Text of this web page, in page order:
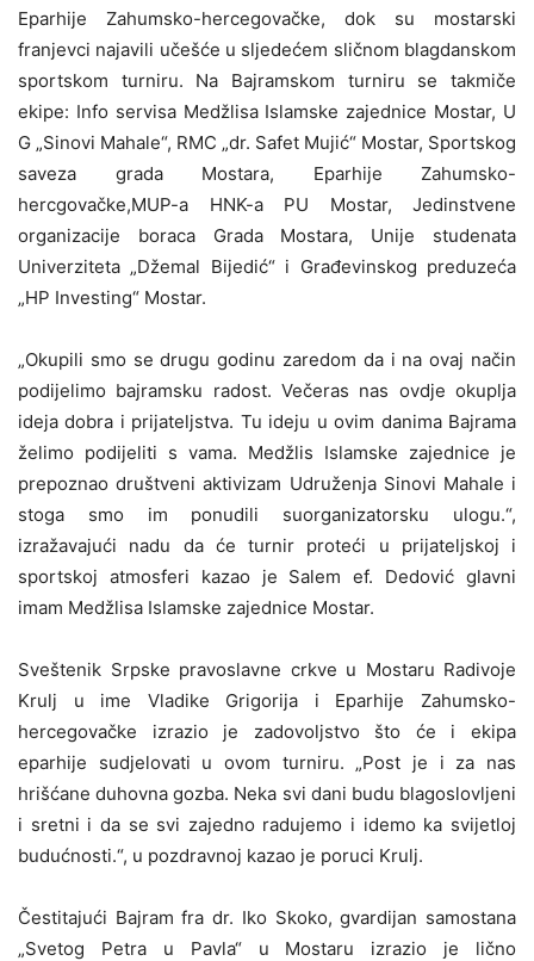
Eparhije Zahumsko-hercegovačke, dok su mostarski
franjevci najavili učešće u sljedećem sličnom blagdanskom
sportskom turniru. Na Bajramskom turniru se takmiče
ekipe: Info servisa Medžlisa Islamske zajednice Mostar, U
G „Sinovi Mahale“, RMC „dr. Safet Mujić“ Mostar, Sportskog
saveza grada Mostara, Eparhije Zahumsko-
hercgovačke,MUP-a HNK-a PU Mostar, Jedinstvene
organizacije boraca Grada Mostara, Unije studenata
Univerziteta „Džemal Bijedić“ i Građevinskog preduzeća
„HP Investing“ Mostar.
„Okupili smo se drugu godinu zaredom da i na ovaj način
podijelimo bajramsku radost. Večeras nas ovdje okuplja
ideja dobra i prijateljstva. Tu ideju u ovim danima Bajrama
želimo podijeliti s vama. Medžlis Islamske zajednice je
prepoznao društveni aktivizam Udruženja Sinovi Mahale i
stoga smo im ponudili suorganizatorsku ulogu.“,
izražavajući nadu da će turnir proteći u prijateljskoj i
sportskoj atmosferi kazao je Salem ef. Dedović glavni
imam Medžlisa Islamske zajednice Mostar.
Sveštenik Srpske pravoslavne crkve u Mostaru Radivoje
Krulj u ime Vladike Grigorija i Eparhije Zahumsko-
hercegovačke izrazio je zadovoljstvo što će i ekipa
eparhije sudjelovati u ovom turniru. „Post je i za nas
hrišćane duhovna gozba. Neka svi dani budu blagoslovljeni
i sretni i da se svi zajedno radujemo i idemo ka svijetloj
budućnosti.“, u pozdravnoj kazao je poruci Krulj.
Čestitajući Bajram fra dr. Iko Skoko, gvardijan samostana
„Svetog Petra u Pavla“ u Mostaru izrazio je lično